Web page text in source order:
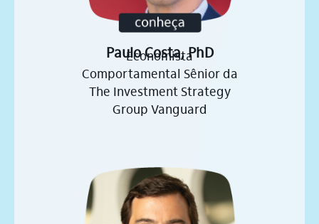
Paulo Costa, PhD
Economista
Comportamental Sênior da
The Investment Strategy
Group Vanguard